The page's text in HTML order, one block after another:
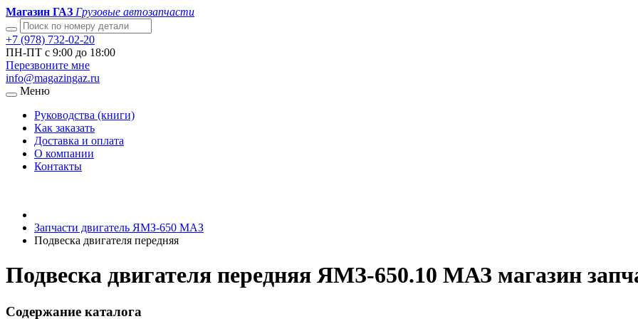
Магазин ГАЗ Грузовые автозапчасти
+7 (978) 732-02-20
ПН-ПТ с 9:00 до 18:00
Перезвоните мне
info@magazingaz.ru
Меню
Руководства (книги)
Как заказать
Доставка и оплата
О компании
Контакты
Запчасти двигатель ЯМЗ-650 МАЗ
Подвеска двигателя передняя
Подвеска двигателя передняя ЯМЗ-650.10 МАЗ магазин
Содержание каталога